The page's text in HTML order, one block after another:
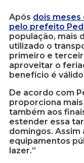
Após dois meses
pelo prefeito
população, mais
utilizado o
primeiro e
aproveitar o
benefício é
De acordo com
proporciona
também aos
estender essa
domingos. Assim
equipamentos
lazer.”